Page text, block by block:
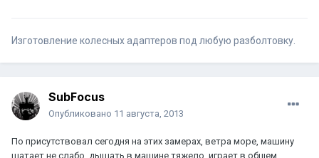
Изготовление колесных адаптеров под любую разболтовку.
SubFocus
Опубликовано 11 августа, 2013
По присутствовал сегодня на этих замерах, ветра море, машину
шатает не слабо, дышать в машине тяжело, играет в общем